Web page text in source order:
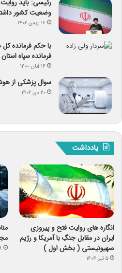
رئیسی: باید
وضعیت کشور
۱۶ بهمن ۱۴۰۲
با حکم فرمانده
فرمانده سپاه
۱۶ آبان ۱۴۰۰
سوال پزشکی از
۲۰ دی ۱۴۰۲
یادداشت
انگاره های روایت فتح و پیروزی
ایران در مقابل جنگِ با آمریکا و رژیم
صهیونیستی ( بخش اول )
۵ تیر ۱۴۰۴
۲۸